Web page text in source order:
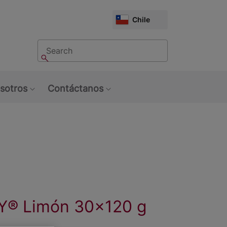
CHOOSE
MARKET
Chile
Buscar
Buscar
Contáctanos
Limón 30x120 g